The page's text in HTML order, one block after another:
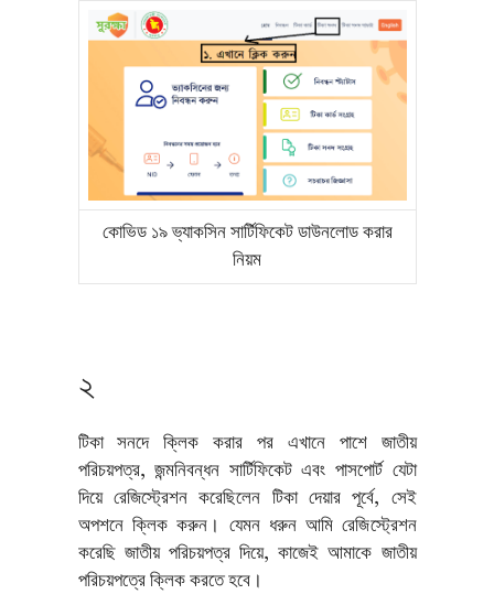
কোভিড ১৯ ভ্যাকসিন সার্টিফিকেট ডাউনলোড করার
নিয়ম
২
টিকা সনদে ক্লিক করার পর এখানে পাশে জাতীয়
পরিচয়পত্র, জন্মনিবন্ধন সার্টিফিকেট এবং পাসপোর্ট যেটা
দিয়ে রেজিস্ট্রেশন করেছিলেন টিকা দেয়ার পূর্বে, সেই
অপশনে ক্লিক করুন। যেমন ধরুন আমি রেজিস্ট্রেশন
করেছি জাতীয় পরিচয়পত্র দিয়ে, কাজেই আমাকে জাতীয়
পরিচয়পত্রে ক্লিক করতে হবে।